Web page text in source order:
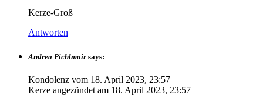
Kerze-Groß
Antworten
Andrea Pichlmair says:
Kondolenz vom 18. April 2023, 23:57
Kerze angezündet am 18. April 2023, 23:57